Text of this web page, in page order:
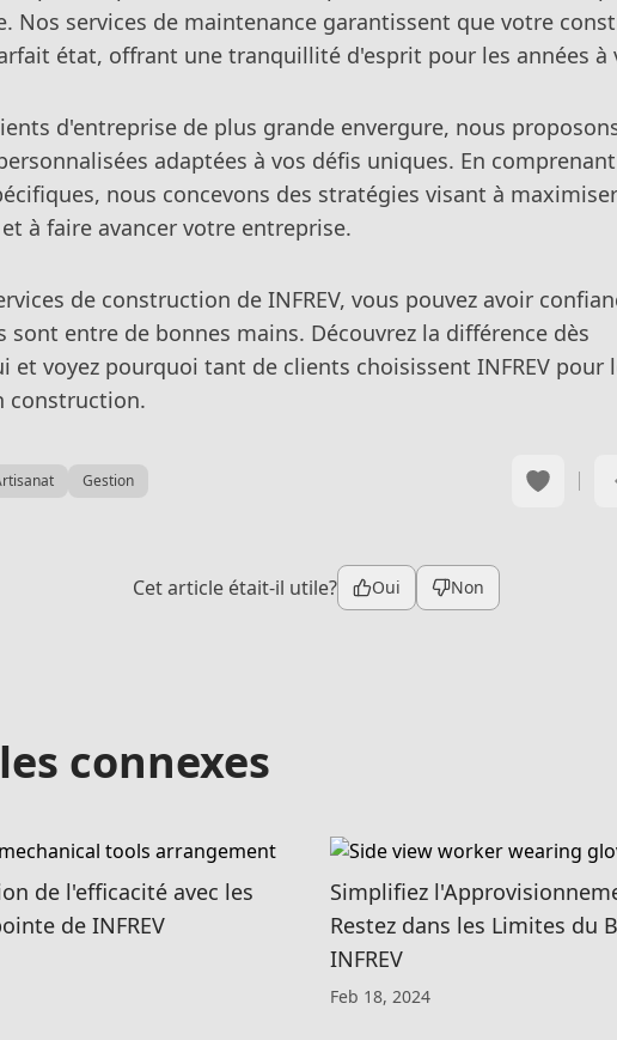
Nos services de maintenance garantissent que votre
état, offrant une tranquillité d'esprit pour les années à
d'entreprise de plus grande envergure, nous
adaptées à vos défis uniques. En
nous concevons des stratégies visant à maximiser
à faire avancer votre entreprise.
de construction de INFREV, vous pouvez avoir
sont entre de bonnes mains. Découvrez la différence dès
et voyez pourquoi tant de clients choisissent INFREV pour
construction.
Gestion
Cet article était-il utile? Oui Non
connexes
de l'efficacité avec les
de INFREV
Simplifiez
Restez dans les Limites du
INFREV
Feb 18, 2024